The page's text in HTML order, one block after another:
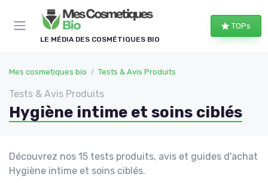
LE MÉDIA DES COSMÉTIQUES BIO
TOPs
Mes cosmetiques bio Tests & Avis Produits
Tests & Avis Produits
Hygiène intime et soins ciblés
Découvrez nos 15 tests produits, avis et guides d'achat
Hygiène intime et soins ciblés.
Panneau de gestion des cookies